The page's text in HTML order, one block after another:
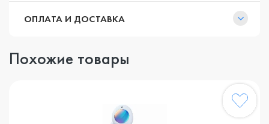
ОПЛАТА И ДОСТАВКА
Похожие товары